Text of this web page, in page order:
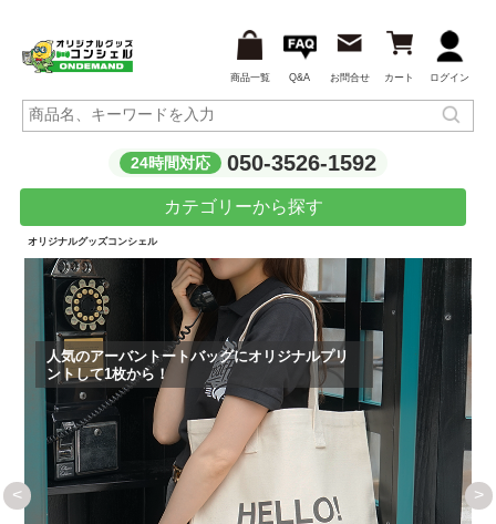
商品一覧 Q&A お問合せ カート ログイン
24時間対応 050-3526-1592
カテゴリーから探す
オリジナルグッズコンシェル
< >